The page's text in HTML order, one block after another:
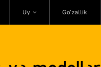
Uy Go’zallik